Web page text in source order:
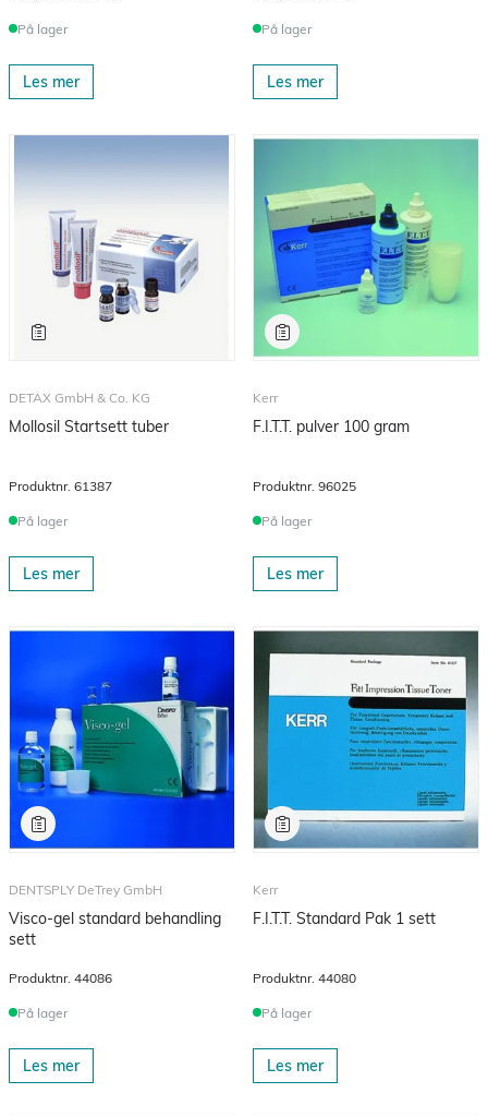
På lager
Les mer
På lager
Les mer
DETAX GmbH & Co. KG
Mollosil Startsett tuber
Produktnr. 61387
På lager
Les mer
Kerr
F.I.T.T. pulver 100 gram
Produktnr. 96025
På lager
Les mer
DENTSPLY DeTrey GmbH
Visco-gel standard behandling
sett
Produktnr. 44086
På lager
Les mer
Kerr
F.I.T.T. Standard Pak 1 sett
Produktnr. 44080
På lager
Les mer